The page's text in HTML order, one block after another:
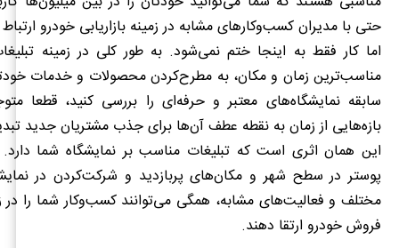
حتی با مدیران کسب‌وکارهای مشابه در زمینه بازاریابی خودرو ارتباط
اما کار فقط به اینجا ختم نمی‌شود. به طور کلی در زمینه
مناسب‌ترین زمان و مکان، به مطرح‌کردن محصولات و خدمات
سابقه نمایشگاه‌های معتبر و حرفه‌ای را بررسی کنید، قطعا
بازه‌هایی از زمان به نقطه عطف آن‌ها برای جذب مشتریان جدید
این همان اثری است که تبلیغات مناسب بر نمایشگاه شما
پوستر در سطح شهر و مکان‌های پربازدید و شرکت‌کردن در
مختلف و فعالیت‌های مشابه، همگی می‌توانند کسب‌وکار شما را در
فروش خودرو ارتقا دهند.